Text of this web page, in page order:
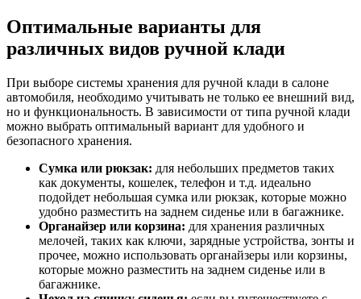
Оптимальные варианты для
различных видов ручной клади
При выборе системы хранения для ручной клади в салоне
автомобиля, необходимо учитывать не только ее внешний вид,
но и функциональность. В зависимости от типа ручной клади
можно выбрать оптимальный вариант для удобного и
безопасного хранения.
Сумка или рюкзак: для небольших предметов таких
как документы, кошелек, телефон и т.д. идеально
подойдет небольшая сумка или рюкзак, которые можно
удобно разместить на заднем сиденье или в багажнике.
Органайзер или корзина: для хранения различных
мелочей, таких как ключи, зарядные устройства, зонты и
прочее, можно использовать органайзеры или корзины,
которые можно разместить на заднем сиденье или в
багажнике.